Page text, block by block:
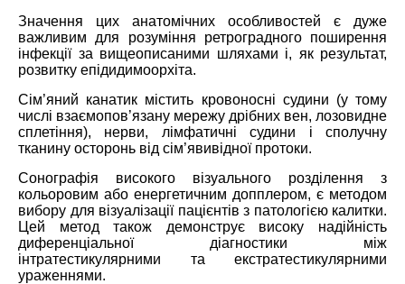
Значення цих анатомічних особливостей є дуже
важливим для розуміння ретроградного поширення
інфекції за вищеописаними шляхами і, як результат,
розвитку епідидимоорхіта.
Сім’яний канатик містить кровоносні судини (у тому
числі взаємопов’язану мережу дрібних вен, лозовидне
сплетіння), нерви, лімфатичні судини і сполучну
тканину осторонь від сім’явивідної протоки.
Сонографія високого візуального розділення з
кольоровим або енергетичним допплером, є методом
вибору для візуалізації пацієнтів з патологією калитки.
Цей метод також демонструє високу надійність
диференціальної діагностики між
інтратестикулярними та екстратестикулярними
ураженнями.